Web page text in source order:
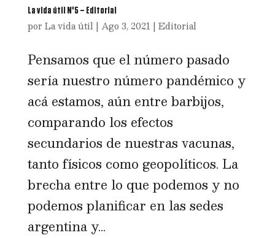
La vida útil Nº5 – Editorial
por La vida útil| Ago 3, 2021| Editorial
Pensamos que el número pasado
sería nuestro número pandémico y
acá estamos, aún entre barbijos,
comparando los efectos
secundarios de nuestras vacunas,
tanto físicos como geopolíticos. La
brecha entre lo que podemos y no
podemos planificar en las sedes
argentina y...